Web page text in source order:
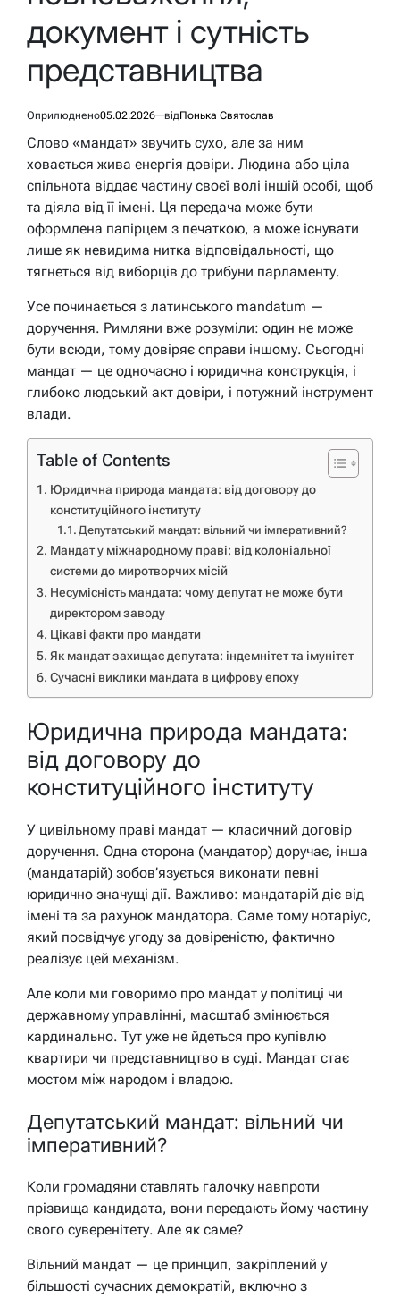
документ і сутність
представництва
Оприлюднено05.02.2026 відПонька Святослав
Слово «мандат» звучить сухо, але за ним
ховається жива енергія довіри. Людина або ціла
спільнота віддає частину своєї волі іншій особі, щоб
та діяла від її імені. Ця передача може бути
оформлена папірцем з печаткою, а може існувати
лише як невидима нитка відповідальності, що
тягнеться від виборців до трибуни парламенту.
Усе починається з латинського mandatum —
доручення. Римляни вже розуміли: один не може
бути всюди, тому довіряє справи іншому. Сьогодні
мандат — це одночасно і юридична конструкція, і
глибоко людський акт довіри, і потужний інструмент
влади.
Table of Contents
Юридична природа мандата: від договору до
конституційного інституту
Депутатський мандат: вільний чи імперативний?
Мандат у міжнародному праві: від колоніальної
системи до миротворчих місій
Несумісність мандата: чому депутат не може бути
директором заводу
Цікаві факти про мандати
Як мандат захищає депутата: індемнітет та імунітет
Сучасні виклики мандата в цифрову епоху
Юридична природа мандата:
від договору до
конституційного інституту
У цивільному праві мандат — класичний договір
доручення. Одна сторона (мандатор) доручає, інша
(мандатарій) зобов’язується виконати певні
юридично значущі дії. Важливо: мандатарій діє від
імені та за рахунок мандатора. Саме тому нотаріус,
який посвідчує угоду за довіреністю, фактично
реалізує цей механізм.
Але коли ми говоримо про мандат у політиці чи
державному управлінні, масштаб змінюється
кардинально. Тут уже не йдеться про купівлю
квартири чи представництво в суді. Мандат стає
мостом між народом і владою.
Депутатський мандат: вільний чи
імперативний?
Коли громадяни ставлять галочку навпроти
прізвища кандидата, вони передають йому частину
свого суверенітету. Але як саме?
Вільний мандат — це принцип, закріплений у
більшості сучасних демократій, включно з